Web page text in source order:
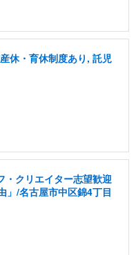
休・育休制度あり, 託児
・クリエイター志望歓迎
」/名古屋市中区錦4丁目